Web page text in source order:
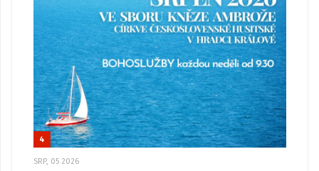
4
SRP, 05 2026